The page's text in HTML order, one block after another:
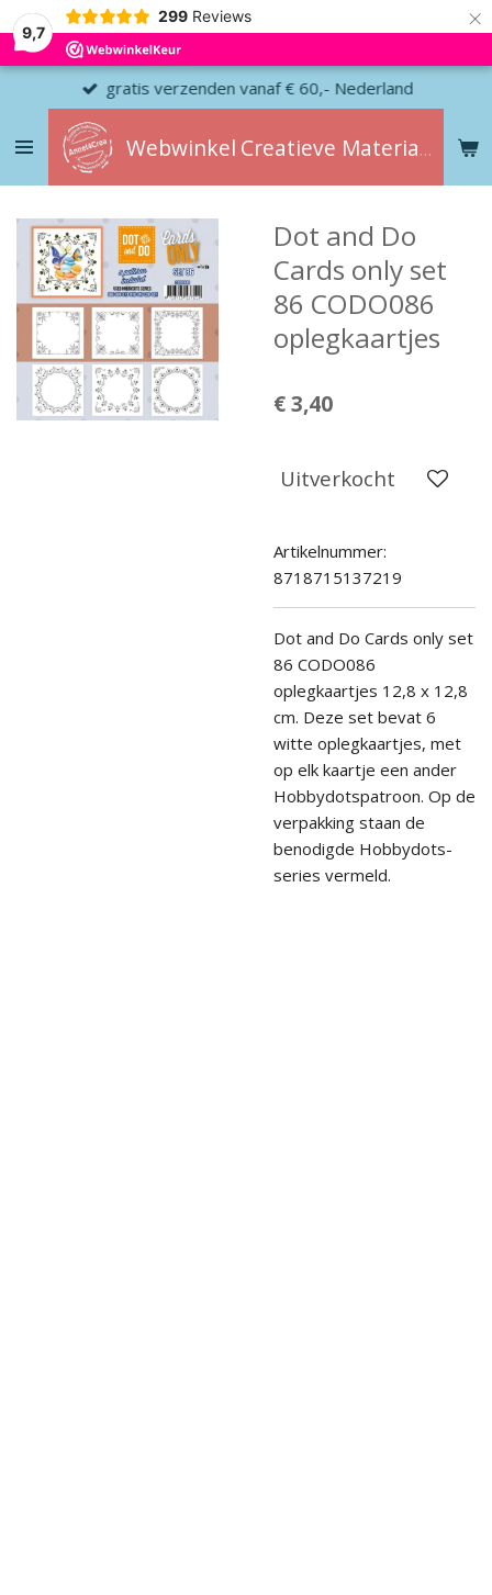
9,7
299 Reviews ×
Webwinkel Creatieve Materialen
gratis verzenden vanaf € 60,- Nederland
Dot and Do
Cards only set
86 CODO086
oplegkaartjes
€ 3,40
Uitverkocht
Artikelnummer:
8718715137219
Dot and Do Cards only set
86 CODO086
oplegkaartjes 12,8 x 12,8
cm. Deze set bevat 6
witte oplegkaartjes, met
op elk kaartje een ander
Hobbydotspatroon. Op de
verpakking staan de
benodigde Hobbydots-
series vermeld.